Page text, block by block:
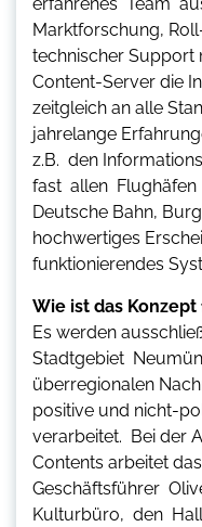
Marktforschung,
technischer Support
Content-Server die
zeitgleich an alle
jahrelange
z.B. den
fast allen
Deutsche Bahn,
hochwertiges
funktionierendes
Wie ist das
Es werden
Stadtgebiet
überregionalen
positive und nicht-
verarbeitet. Bei der
Contents arbeitet
Geschäftsführer
Kulturbüro, den